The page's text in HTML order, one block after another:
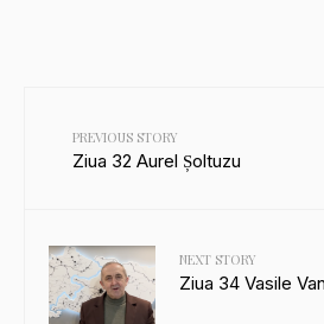
PREVIOUS STORY
Ziua 32 Aurel Șoltuzu
NEXT STORY
Ziua 34 Vasile